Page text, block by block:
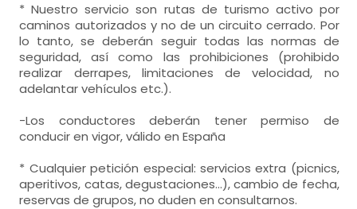
* Nuestro servicio son rutas de turismo activo por
caminos autorizados y no de un circuito cerrado. Por
lo tanto, se deberán seguir todas las normas de
seguridad, así como las prohibiciones (prohibido
realizar derrapes, limitaciones de velocidad, no
adelantar vehículos etc.).
-Los conductores deberán tener permiso de
conducir en vigor, válido en España
* Cualquier petición especial: servicios extra (picnics,
aperitivos, catas, degustaciones...), cambio de fecha,
reservas de grupos, no duden en consultarnos.